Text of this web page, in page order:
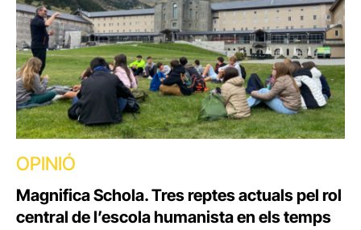
OPINIÓ
Magnifica Schola. Tres reptes actuals pel rol
central de l’escola humanista en els temps